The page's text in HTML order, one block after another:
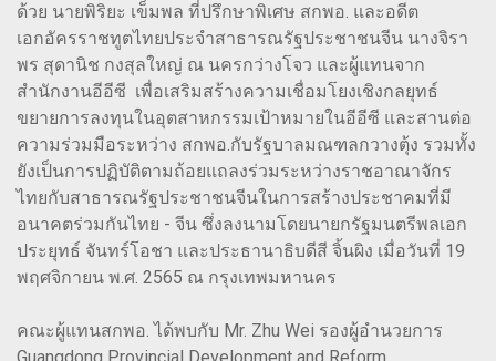
ด้วย นายพิริยะ เข็มพล ที่ปรึกษาพิเศษ สกพอ. และอดีต
เอกอัครราชทูตไทยประจำสาธารณรัฐประชาชนจีน นางจิรา
พร สุดานิช กงสุลใหญ่ ณ นครกว่างโจว และผู้แทนจาก
สำนักงานอีอีซี เพื่อเสริมสร้างความเชื่อมโยงเชิงกลยุทธ์
ขยายการลงทุนในอุตสาหกรรมเป้าหมายในอีอีซี และสานต่อ
ความร่วมมือระหว่าง สกพอ.กับรัฐบาลมณฑลกวางตุ้ง รวมทั้ง
ยังเป็นการปฏิบัติตามถ้อยแถลงร่วมระหว่างราชอาณาจักร
ไทยกับสาธารณรัฐประชาชนจีนในการสร้างประชาคมที่มี
อนาคตร่วมกันไทย - จีน ซึ่งลงนามโดยนายกรัฐมนตรีพลเอก
ประยุทธ์ จันทร์โอชา และประธานาธิบดีสี จิ้นผิง เมื่อวันที่ 19
พฤศจิกายน พ.ศ. 2565 ณ กรุงเทพมหานคร
คณะผู้แทนสกพอ. ได้พบกับ Mr. Zhu Wei รองผู้อำนวยการ